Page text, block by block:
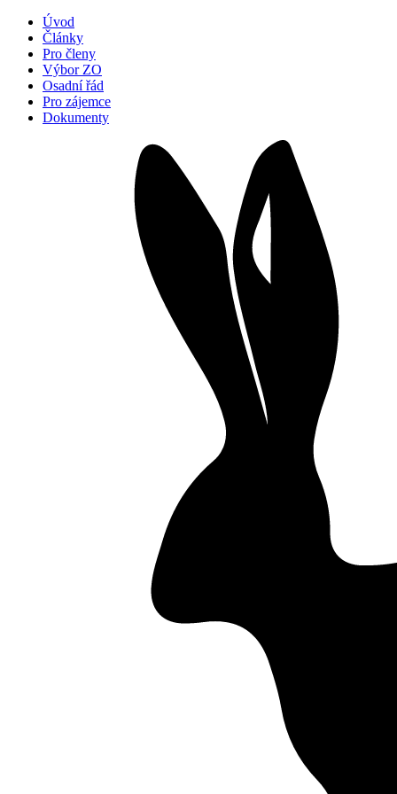
Úvod
Články
Pro členy
Výbor ZO
Osadní řád
Pro zájemce
Dokumenty